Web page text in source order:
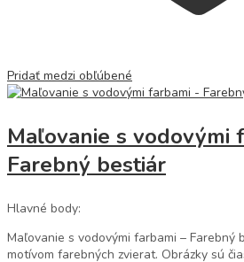
Pridať medzi obľúbené
Maľovanie s vodovými
Farebný bestiár
Hlavné body:
Maľovanie s vodovými farbami – Farebný
motívom farebných zvierat. Obrázky sú